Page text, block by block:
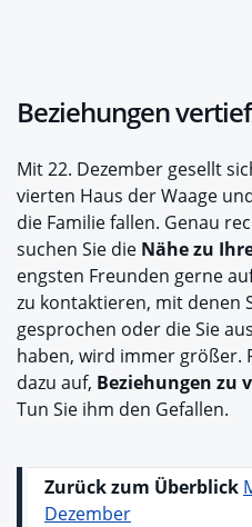
Beziehungen
Mit 22. Dezember gesellt
vierten Haus der Waage
die Familie fallen. Genau
suchen Sie die Nähe zu
engsten Freunden gerne
zu kontaktieren, mit denen
gesprochen oder die Sie
haben, wird immer größer.
dazu auf, Beziehungen zu
Tun Sie ihm den Gefallen.
Zurück zum Überblick
Dezember